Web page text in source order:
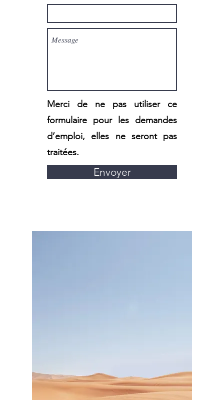
Merci de ne pas utiliser ce
formulaire pour les demandes
d’emploi, elles ne seront pas
traitées.
Envoyer